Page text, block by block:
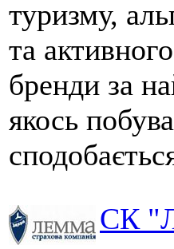
туризму,
та
бренди за
якось
СК